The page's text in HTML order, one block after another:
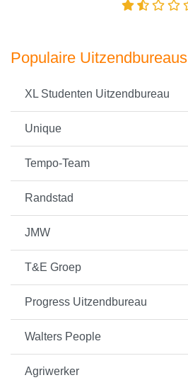
Populaire Uitzendbureaus
XL Studenten Uitzendbureau
Unique
Tempo-Team
Randstad
JMW
T&E Groep
Progress Uitzendbureau
Walters People
Agriwerker